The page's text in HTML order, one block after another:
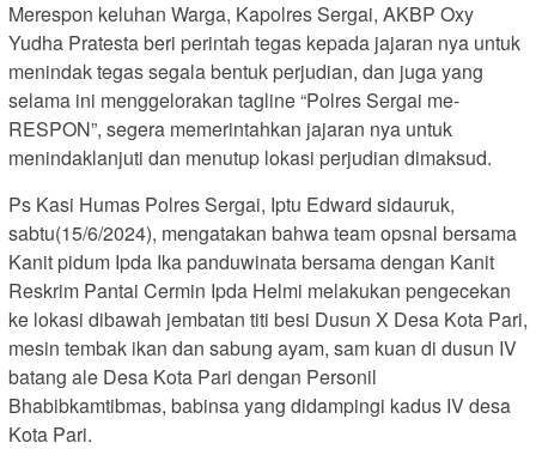
Merespon keluhan Warga, Kapolres Sergai, AKBP Oxy
Yudha Pratesta beri perintah tegas kepada jajaran nya untuk
menindak tegas segala bentuk perjudian, dan juga yang
selama ini menggelorakan tagline “Polres Sergai me-
RESPON”, segera memerintahkan jajaran nya untuk
menindaklanjuti dan menutup lokasi perjudian dimaksud.
Ps Kasi Humas Polres Sergai, Iptu Edward sidauruk,
sabtu(15/6/2024), mengatakan bahwa team opsnal bersama
Kanit pidum Ipda Ika panduwinata bersama dengan Kanit
Reskrim Pantai Cermin Ipda Helmi melakukan pengecekan
ke lokasi dibawah jembatan titi besi Dusun X Desa Kota Pari,
mesin tembak ikan dan sabung ayam, sam kuan di dusun IV
batang ale Desa Kota Pari dengan Personil
Bhabibkamtibmas, babinsa yang didampingi kadus IV desa
Kota Pari.